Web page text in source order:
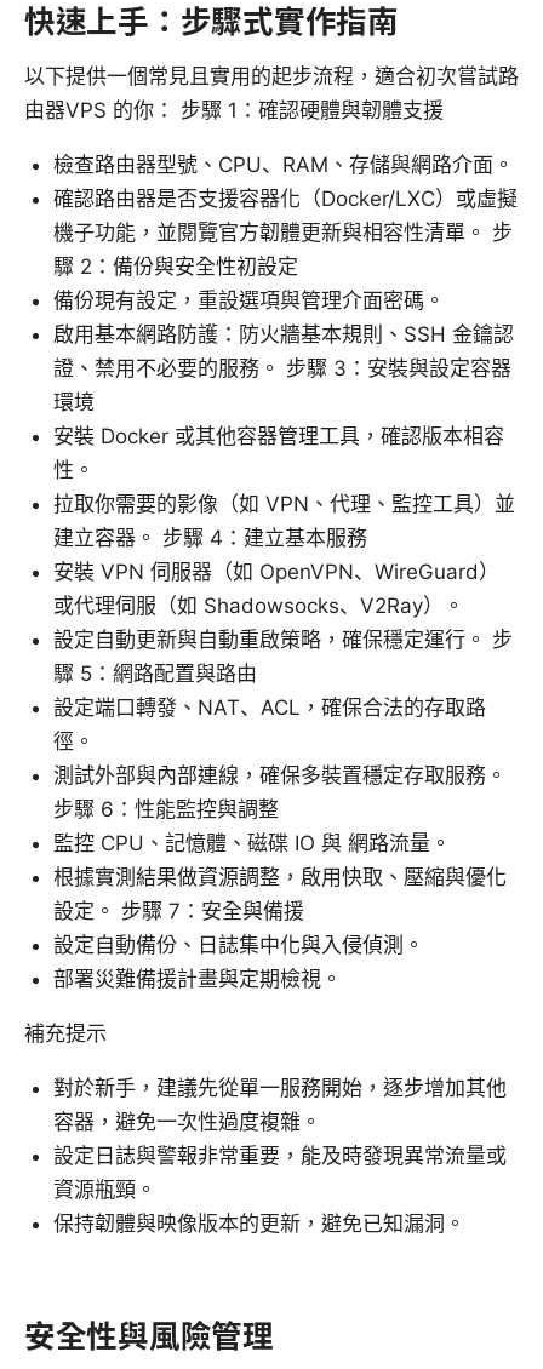
快速上手：步驟式實作指南
以下提供一個常見且實用的起步流程，適合初次嘗試路
由器VPS 的你： 步驟 1：確認硬體與韌體支援
檢查路由器型號、CPU、RAM、存儲與網路介面。
確認路由器是否支援容器化（Docker/LXC）或虛擬
機子功能，並閱覽官方韌體更新與相容性清單。 步
驟 2：備份與安全性初設定
備份現有設定，重設選項與管理介面密碼。
啟用基本網路防護：防火牆基本規則、SSH 金鑰認
證、禁用不必要的服務。 步驟 3：安裝與設定容器
環境
安裝 Docker 或其他容器管理工具，確認版本相容
性。
拉取你需要的影像（如 VPN、代理、監控工具）並
建立容器。 步驟 4：建立基本服務
安裝 VPN 伺服器（如 OpenVPN、WireGuard）
或代理伺服（如 Shadowsocks、V2Ray）。
設定自動更新與自動重啟策略，確保穩定運行。 步
驟 5：網路配置與路由
設定端口轉發、NAT、ACL，確保合法的存取路
徑。
測試外部與內部連線，確保多裝置穩定存取服務。
步驟 6：性能監控與調整
監控 CPU、記憶體、磁碟 IO 與 網路流量。
根據實測結果做資源調整，啟用快取、壓縮與優化
設定。 步驟 7：安全與備援
設定自動備份、日誌集中化與入侵偵測。
部署災難備援計畫與定期檢視。
補充提示
對於新手，建議先從單一服務開始，逐步增加其他
容器，避免一次性過度複雜。
設定日誌與警報非常重要，能及時發現異常流量或
資源瓶頸。
保持韌體與映像版本的更新，避免已知漏洞。
安全性與風險管理